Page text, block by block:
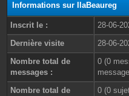
Informations sur IlaBeaureg
Inscrit le :
28-06-
Dernière visite
28-06-
Nombre total de
messages :
0 (0
Nombre total de
0 (0